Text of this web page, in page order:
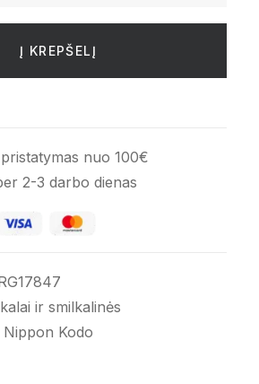
Į KREPŠELĮ
nuo 100€
2-3 darbo dienas
ir smilkalinės
Nippon Kodo